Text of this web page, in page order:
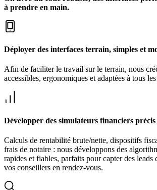
à prendre en main.
Déployer des interfaces terrain, simples et
Afin de faciliter le travail sur le terrain, nous
accessibles, ergonomiques et adaptées à tous
Développer des simulateurs financiers précis
Calculs de rentabilité brute/nette, dispositifs
frais de notaire : nous développons des
rapides et fiables, parfaits pour capter des
vos conseillers en rendez-vous.